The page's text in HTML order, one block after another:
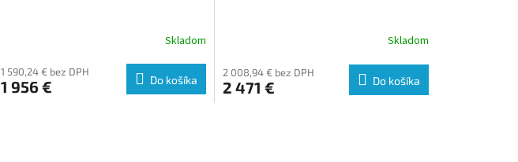
A
R
M
Skladom
1 590,24 € bez DPH
1 956 € Do košíka
A
R
M
Skladom
2 008,94 € bez DPH
2 471 € Do košíka